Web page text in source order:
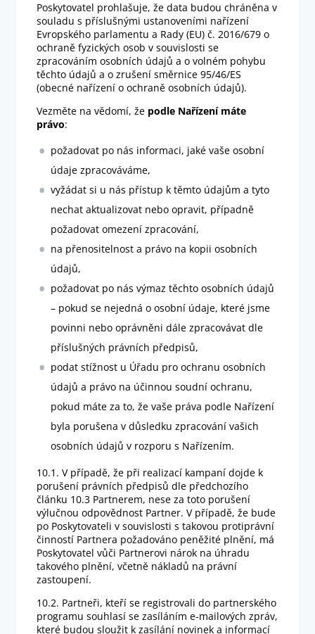
Poskytovatel prohlašuje, že data budou chráněna v
souladu s příslušnými ustanoveními nařízení
Evropského parlamentu a Rady (EU) č. 2016/679 o
ochraně fyzických osob v souvislosti se
zpracováním osobních údajů a o volném pohybu
těchto údajů a o zrušení směrnice 95/46/ES
(obecné nařízení o ochraně osobních údajů).
Vezměte na vědomí, že podle Nařízení máte
právo:
požadovat po nás informaci, jaké vaše osobní
údaje zpracováváme,
vyžádat si u nás přístup k těmto údajům a tyto
nechat aktualizovat nebo opravit, případně
požadovat omezení zpracování,
na přenositelnost a právo na kopii osobních
údajů,
požadovat po nás výmaz těchto osobních údajů
– pokud se nejedná o osobní údaje, které jsme
povinni nebo oprávněni dále zpracovávat dle
příslušných právních předpisů,
podat stížnost u Úřadu pro ochranu osobních
údajů a právo na účinnou soudní ochranu,
pokud máte za to, že vaše práva podle Nařízení
byla porušena v důsledku zpracování vašich
osobních údajů v rozporu s Nařízením.
10.1. V případě, že při realizací kampaní dojde k
porušení právních předpisů dle předchozího
článku 10.3 Partnerem, nese za toto porušení
výlučnou odpovědnost Partner. V případě, že bude
po Poskytovateli v souvislosti s takovou protiprávní
činností Partnera požadováno peněžité plnění, má
Poskytovatel vůči Partnerovi nárok na úhradu
takového plnění, včetně nákladů na právní
zastoupení.
10.2. Partneři, kteří se registrovali do partnerského
programu souhlasí se zasíláním e-mailových zpráv,
které budou sloužit k zasílání novinek a informací